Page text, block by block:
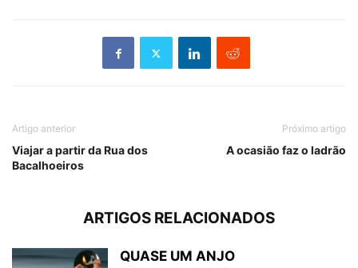
Artigo anterior
Viajar a partir da Rua dos
Bacalhoeiros
Próximo artigo
A ocasião faz o ladrão
ARTIGOS RELACIONADOS
QUASE UM ANJO